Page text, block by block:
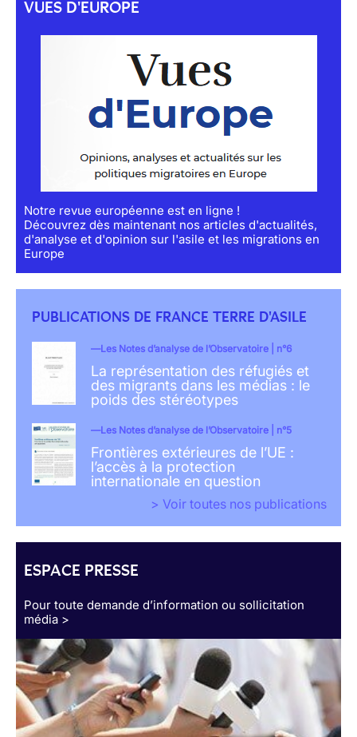
VUES D'EUROPE
Notre revue européenne est en ligne !
Découvrez dès maintenant nos articles d'actualités,
d'analyse et d'opinion sur l'asile et les migrations en
Europe
PUBLICATIONS DE FRANCE TERRE D'ASILE
Les Notes d’analyse de l’Observatoire | n°6
La représentation des réfugiés et
des migrants dans les médias : le
poids des stéréotypes
Les Notes d’analyse de l’Observatoire | n°5
Frontières extérieures de l’UE :
l’accès à la protection
internationale en question
> Voir toutes nos publications
ESPACE PRESSE
Pour toute demande d’information ou sollicitation
média >